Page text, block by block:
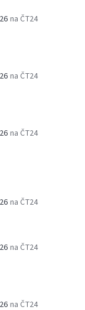
na ČT24
na ČT24
na ČT24
na ČT24
na ČT24
na ČT24